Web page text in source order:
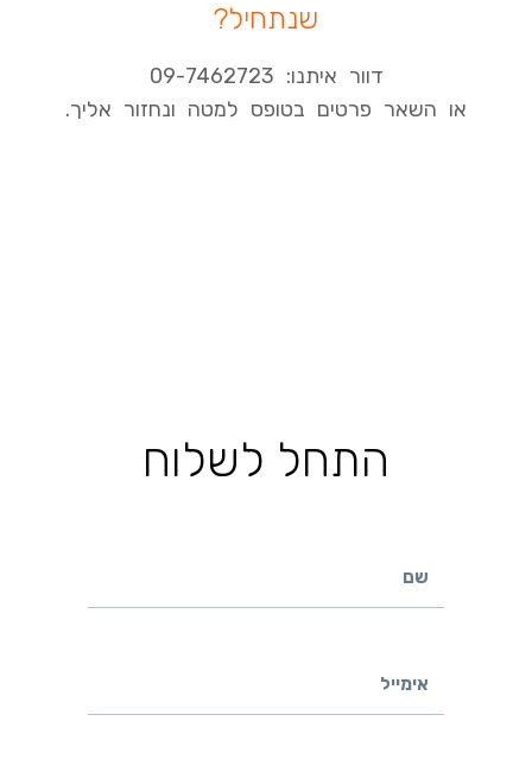
שנתחיל?
דוור איתנו: 09-7462723
או השאר פרטים בטופס למטה ונחזור אליך.
התחל לשלוח
שם
אימייל